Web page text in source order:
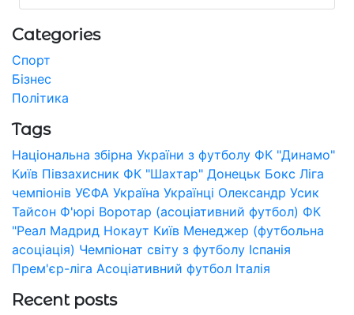
Categories
Спорт
Бізнес
Політика
Tags
Національна збірна України з футболу ФК "Динамо"
Київ Півзахисник ФК "Шахтар" Донецьк Бокс Ліга
чемпіонів УЄФА Україна Українці Олександр Усик
Тайсон Ф'юрі Воротар (асоціативний футбол) ФК
"Реал Мадрид Нокаут Київ Менеджер (футбольна
асоціація) Чемпіонат світу з футболу Іспанія
Прем'єр-ліга Асоціативний футбол Італія
Recent posts